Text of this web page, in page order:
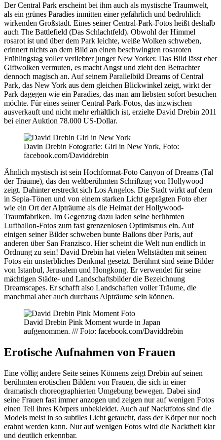
Der Central Park erscheint bei ihm auch als mystische Traumwelt,
als ein grünes Paradies inmitten einer gefährlich und bedrohlich
wirkenden Großstadt. Eines seiner Central-Park-Fotos heißt deshalb
auch The Battlefield (Das Schlachtfeld). Obwohl der Himmel
rosarot ist und über dem Park leichte, weiße Wolken schweben,
erinnert nichts an dem Bild an einen beschwingten rosaroten
Frühlingstag voller verliebter junger New Yorker. Das Bild lässt eher
Giftwolken vermuten, es macht Angst und zieht den Betrachter
dennoch magisch an. Auf seinem Parallelbild Dreams of Central
Park, das New York aus dem gleichen Blickwinkel zeigt, wirkt der
Park dagegen wie ein Paradies, das man am liebsten sofort besuchen
möchte. Für eines seiner Central-Park-Fotos, das inzwischen
ausverkauft und nicht mehr erhältlich ist, erzielte David Drebin 2011
bei einer Auktion 78.000 US-Dollar.
Davin Drebin Fotografie: Girl in New York, Foto:
facebook.com/Daviddrebin
Ähnlich mystisch ist sein Hochformat-Foto Canyon of Dreams (Tal
der Träume), das den weltberühmten Schriftzug von Hollywood
zeigt. Dahinter erstreckt sich Los Angelos. Die Stadt wirkt auf dem
in Sepia-Tönen und von einem starken Licht geprägten Foto eher
wie ein Ort der Alpträume als die Heimat der Hollywood-
Traumfabriken. Im Gegenzug dazu laden seine berühmten
Luftballon-Fotos zum fast grenzenlosen Optimismus ein. Auf
einigen seiner Bilder schweben bunte Ballons über Paris, auf
anderen über San Franzisco. Hier scheint die Welt nun endlich in
Ordnung zu sein! David Drebin hat vielen Weltstädten mit seinen
Fotos ein unsterbliches Denkmal gesetzt. Berühmt sind seine Bilder
von Istanbul, Jerusalem und Hongkong. Er verwendet für seine
mächtigen Städte- und Landschaftsbilder die Bezeichnung
Dreamscapes. Er schafft also Landschaften voller Träume, die
manchmal aber auch durchaus Alpträume sein können.
David Drebin Pink Moment wurde in Japan
aufgenommen. /// Foto: facebook.com/Daviddrebin
Erotische Aufnahmen von Frauen
Eine völlig andere Seite seines Könnens zeigt Drebin auf seinen
berühmten erotischen Bildern von Frauen, die sich in einer
dramatisch choreographierten Umgebung bewegen. Dabei sind
seine Frauen fast immer anzogen und zeigen nur auf wenigen Fotos
einen Teil ihres Körpers unbekleidet. Auch auf Nacktfotos sind die
Models meist in so subtiles Licht getaucht, dass der Körper nur noch
erahnt werden kann. Nur auf wenigen Fotos wird die Nacktheit klar
und deutlich erkennbar.